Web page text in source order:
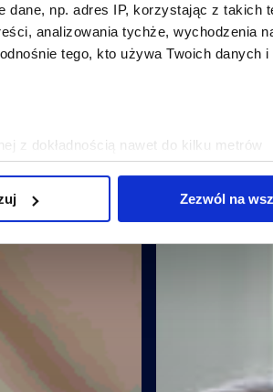
dane, np. adres IP, korzystając z takich
analizowania tychże, wychodzenia
tego, kto używa Twoich danych
z dokładnością nawet do kilku metrów
je zbiory danych
aby oferować funkcje społecznościowe
udostępniamy partnerom
z innymi danymi otrzymanymi od
Zezwól na